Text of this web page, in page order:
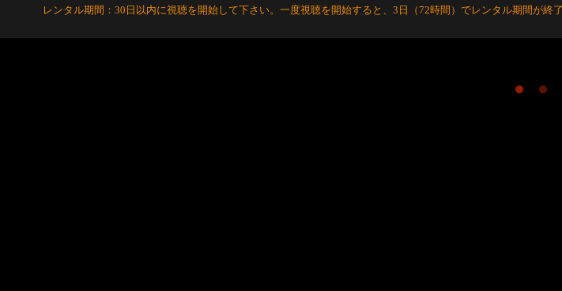
レンタル期間：30日以内に視聴を開始して下さい。一度視聴を開始すると、3日（72時間）でレンタル期間が終了